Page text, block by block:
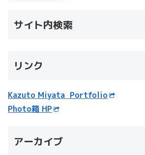
サイト内検索
リンク
Kazuto Miyata Portfolio
Photo箱 HP
アーカイブ